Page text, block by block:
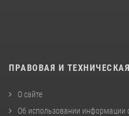
ПРАВОВАЯ И
О сайте
Об использовании информации